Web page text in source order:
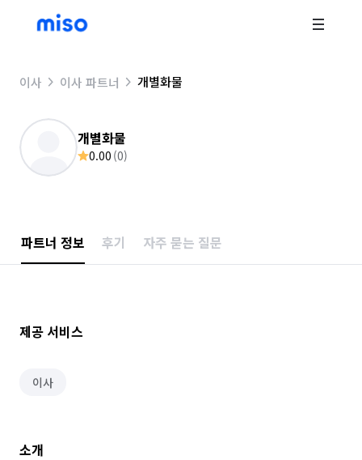
이사 이사 파트너 개별화물
개별화물
0.00 (0)
파트너 정보 후기 자주 묻는 질문
제공 서비스
이사
소개